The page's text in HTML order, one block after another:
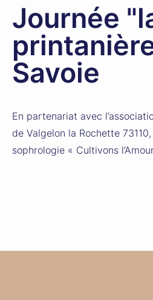
Journée
Savoie
En partenariat avec
de Valgelon la Rochette
sophrologie « Cultivons